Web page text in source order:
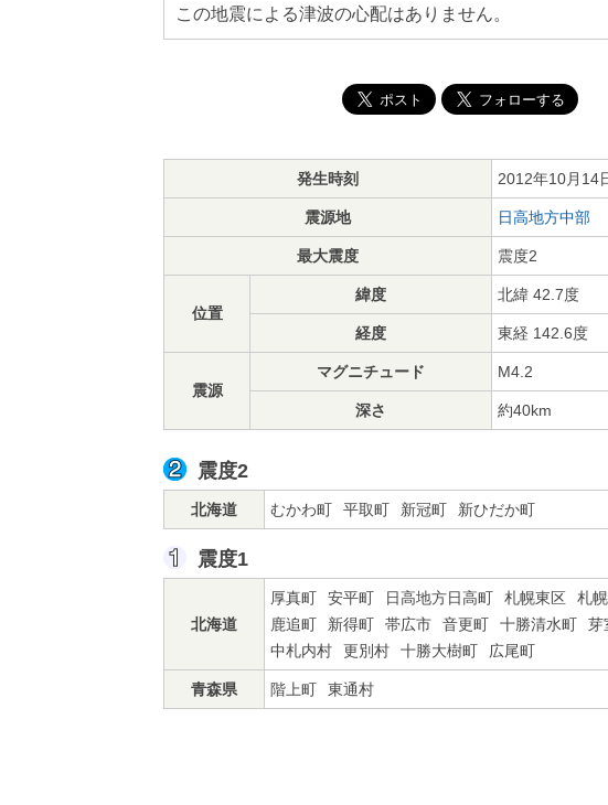
この地震による津波の心配はありません。
発生時刻 2012年10月14
震源地 日高地方中部
最大震度 震度2
位置
緯度 北緯 42.7度
経度 東経 142.6度
震源
マグニチュード M4.2
深さ 約40km
震度2
北海道 むかわ町 平取町 新冠町 新ひだか町
震度1
北海道
厚真町 安平町 日高地方日高町 札幌東区 札
鹿追町
新得町 帯広市 音更町 十勝清水町 芽
中札内村
更別村 十勝大樹町 広尾町
青森県 階上町 東通村